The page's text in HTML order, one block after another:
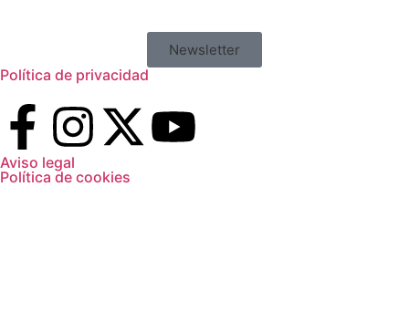
Newsletter
Política de privacidad
Aviso legal
Política de cookies